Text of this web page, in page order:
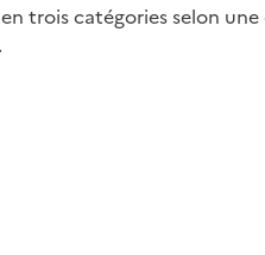
trois catégories selon